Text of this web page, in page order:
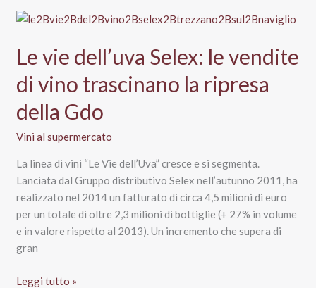
di
vino
supermercato
nei
primi
9
2022
Le vie dell’uva Selex: le vendite
di vino trascinano la ripresa
della Gdo
Vini al supermercato
La linea di vini “Le Vie dell’Uva” cresce e si segmenta.
Lanciata dal Gruppo distributivo Selex nell’autunno 2011, ha
realizzato nel 2014 un fatturato di circa 4,5 milioni di euro
per un totale di oltre 2,3 milioni di bottiglie (+ 27% in volume
e in valore rispetto al 2013). Un incremento che supera di
gran
Le
Leggi tutto »